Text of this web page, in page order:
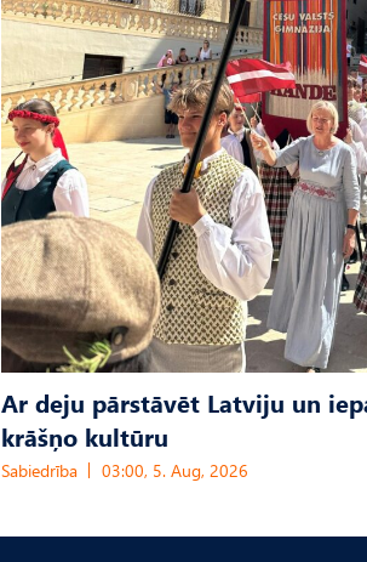
Ar deju pārstāvēt Latviju un
krāšņo kultūru
Sabiedrība 03:00, 5. Aug, 2026